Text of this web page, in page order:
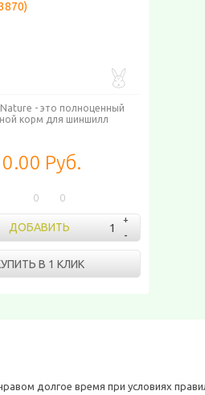
Nature - это полноценный
корм для шиншилл
0.00 Руб.
0 0
ДОБАВИТЬ
В 1 КЛИК
долгое время при условиях